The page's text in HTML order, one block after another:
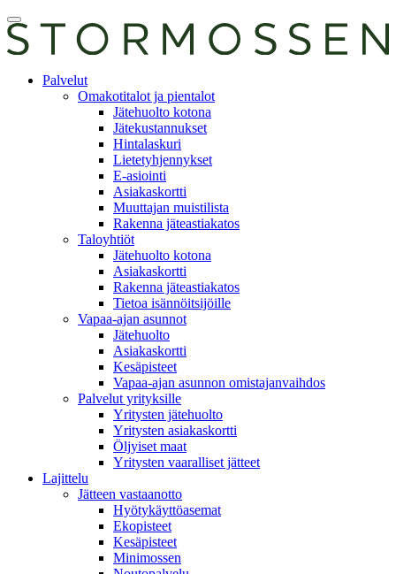
Skip
to
content
Avaa
päävalikko
asiointiPalvelut
Omakotitalot ja pientalot
Jätehuolto kotona
Jätekustannukset
Hintalaskuri
Lietetyhjennykset
E-asiointi
Asiakaskortti
Muuttajan muistilista
Rakenna jäteastiakatos
Taloyhtiöt
Jätehuolto kotona
Asiakaskortti
Rakenna jäteastiakatos
Tietoa isännöitsijöille
Vapaa-ajan asunnot
Jätehuolto
Asiakaskortti
Kesäpisteet
Vapaa-ajan asunnon omistajanvaihdos
Palvelut yrityksille
Yritysten jätehuolto
Yritysten asiakaskortti
Öljyiset maat
Yritysten vaaralliset jätteet
Lajittelu
Jätteen vastaanotto
Hyötykäyttöasemat
Ekopisteet
Kesäpisteet
Minimossen